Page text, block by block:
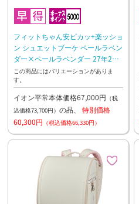
フィットちゃん安ピカッ+楽ッショ
ン シュエットブーケ ペールラベン
ダー×ペールラベンダー 27年2月
下旬お渡し予定
この商品にはバリエーションがありま
す。
イオン平常本体価格67,000円 （税
込価格73,700円） の品、 特別価格
60,300円 （税込価格66,330円）